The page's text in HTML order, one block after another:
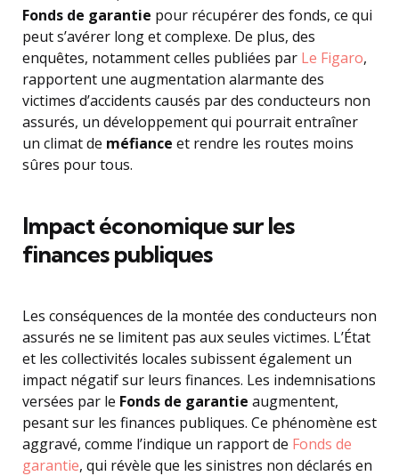
Fonds de garantie pour récupérer des fonds, ce qui
peut s’avérer long et complexe. De plus, des
enquêtes, notamment celles publiées par Le Figaro,
rapportent une augmentation alarmante des
victimes d’accidents causés par des conducteurs non
assurés, un développement qui pourrait entraîner
un climat de méfiance et rendre les routes moins
sûres pour tous.
Impact économique sur les
finances publiques
Les conséquences de la montée des conducteurs non
assurés ne se limitent pas aux seules victimes. L’État
et les collectivités locales subissent également un
impact négatif sur leurs finances. Les indemnisations
versées par le Fonds de garantie augmentent,
pesant sur les finances publiques. Ce phénomène est
aggravé, comme l’indique un rapport de Fonds de
garantie, qui révèle que les sinistres non déclarés en